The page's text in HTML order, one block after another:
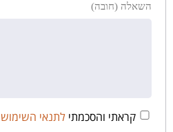
השאלה (חובה)
קראתי והסכמתי לתנאי השימוש